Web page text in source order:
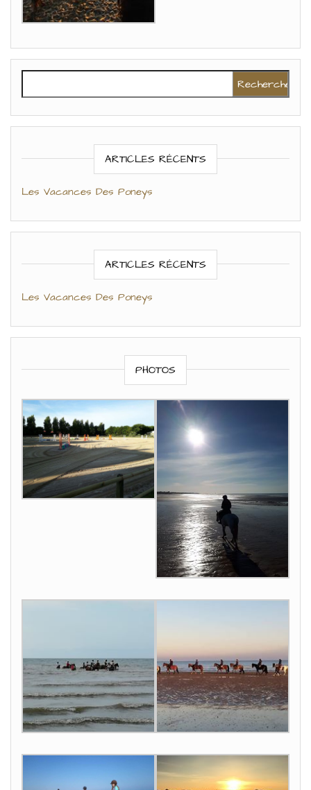
ARTICLES RÉCENTS
Les Vacances Des Poneys
ARTICLES RÉCENTS
Les Vacances Des Poneys
PHOTOS